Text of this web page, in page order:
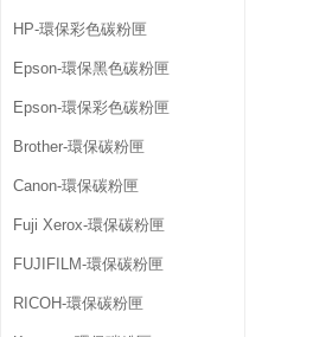
HP-環保彩色碳粉匣
Epson-環保黑色碳粉匣
Epson-環保彩色碳粉匣
Brother-環保碳粉匣
Canon-環保碳粉匣
Fuji Xerox-環保碳粉匣
FUJIFILM-環保碳粉匣
RICOH-環保碳粉匣